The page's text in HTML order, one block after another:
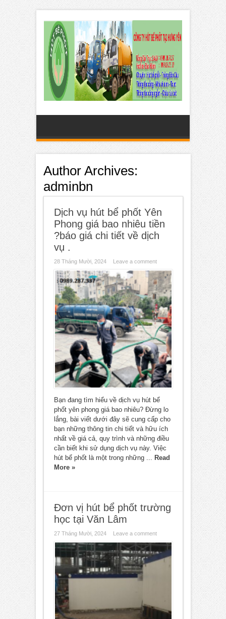
Author Archives:
adminbn
Dịch vụ hút bể phốt Yên
Phong giá bao nhiêu tiền
?báo giá chi tiết về dịch
vụ .
28 Tháng Mười, 2024 Leave a comment
Bạn đang tìm hiểu về dịch vụ hút bể
phốt yên phong giá bao nhiêu? Đừng lo
lắng, bài viết dưới đây sẽ cung cấp cho
bạn những thông tin chi tiết và hữu ích
nhất về giá cả, quy trình và những điều
cần biết khi sử dụng dịch vụ này. Việc
hút bể phốt là một trong những ... Read
More »
Đơn vị hút bể phốt trường
học tại Văn Lâm
27 Tháng Mười, 2024 Leave a comment